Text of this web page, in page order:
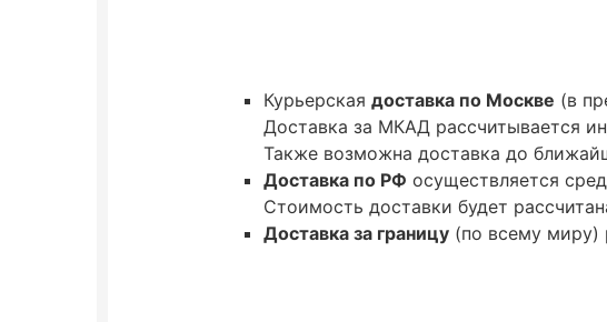
Курьерская доставка по Москве (в
Доставка за МКАД рассчитывается
Также возможна доставка до
Доставка по РФ осуществляется
Стоимость доставки будет
Доставка за границу (по всему миру)